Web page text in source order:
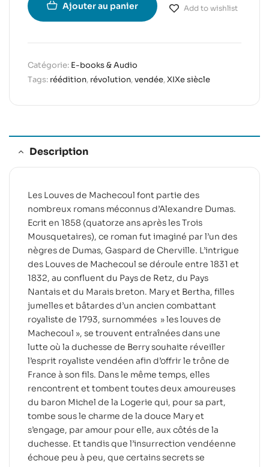
Ajouter au panier Add to wishlist
Catégorie: E-books & Audio
Tags: réédition, révolution,vendée,XIXe siècle
Description
Les Louves de Machecoul font partie des
nombreux romans méconnus d’Alexandre Dumas.
Ecrit en 1858 (quatorze ans après les Trois
Mousquetaires), ce roman fut imaginé par l’un des
nègres de Dumas, Gaspard de Cherville. L’intrigue
des Louves de Machecoul se déroule entre 1831 et
1832, au confluent du Pays de Retz, du Pays
Nantais et du Marais breton. Mary et Bertha, filles
jumelles et bâtardes d’un ancien combattant
royaliste de 1793, surnommées » les louves de
Machecoul », se trouvent entraînées dans une
lutte où la duchesse de Berry souhaite réveiller
l’esprit royaliste vendéen afin d’offrir le trône de
France à son fils. Dans le même temps, elles
rencontrent et tombent toutes deux amoureuses
du baron Michel de la Logerie qui, pour sa part,
tombe sous le charme de la douce Mary et
s’engage, par amour pour elle, aux côtés de la
duchesse. Et tandis que l’insurrection vendéenne
échoue peu à peu, que certains secrets se